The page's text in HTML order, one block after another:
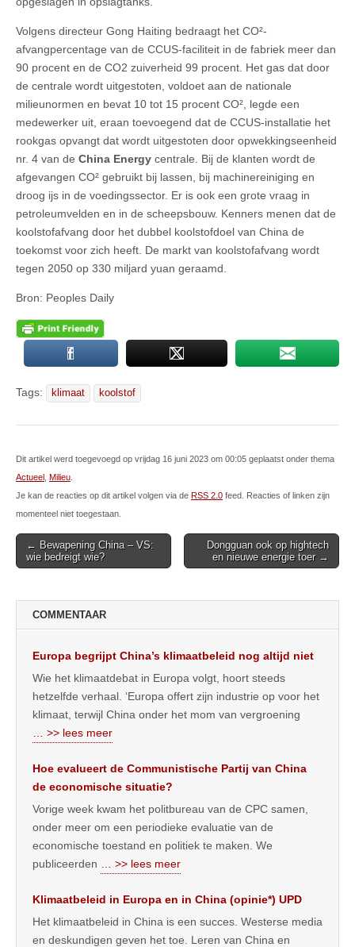
Volgens directeur Gong Haiting bedraagt het CO²-
afvangpercentage van de CCUS-faciliteit in de fabriek meer dan
90 procent en de CO2 zuiverheid 99 procent. Het gas dat door
de centrale wordt uitgestoten, voldoet aan de nationale
milieunormen en bevat 10 tot 15 procent CO², legde een
medewerker uit, eraan toevoegend dat de CCUS-installatie het
rookgas opvangt dat wordt uitgestoten door opwekkingseenheid
nr. 4 van de China Energy centrale. Bij de klanten wordt de
afgevangen CO² gebruikt bij lassen, bij machinereiniging en
droog ijs in de voedingssector. Er is ook een grote vraag in
petroleumvelden en in de scheepsbouw. Kenners menen dat de
koolstofafvang door het dubbel koolstofdoel van China de
toekomst voor zich heeft. De markt van koolstofafvang wordt
tegen 2050 op 330 miljard yuan geraamd.
Bron: Peoples Daily
Tags: klimaat koolstof
Dit artikel werd toegevoegd op vrijdag 16 juni 2023 om 00:05 geplaatst onder thema
Actueel Milieu
Je kan de reacties op dit artikel volgen via de RSS 2.0 feed. Reacties of linken zijn
momenteel niet toegestaan.
Post
navigation
← Bewapening China – VS:
wie bedreigt wie?
Dongguan ook op hightech
en nieuwe energie toer →
COMMENTAAR
Europa begrijpt China’s klimaatbeleid nog altijd niet
Wie het klimaatdebat in Europa volgt, hoort steeds
hetzelfde verhaal. ‘Europa offert zijn industrie op voor het
klimaat, terwijl China onder het mom van vergroening
… >> lees meer
Hoe evalueert de Communistische Partij van China
de economische situatie?
Vorige week kwam het politbureau van de CPC samen,
onder meer om een periodieke evaluatie van de
economische toestand en politiek te maken. We
publiceerden
… >> lees meer
Klimaatbeleid in Europa en in China (opinie*) UPD
Het klimaatbeleid in China is een succes. Westerse media
en deskundigen geven het toe. Leren van China en